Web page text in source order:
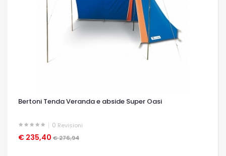
Bertoni Tenda Veranda e abside Super Oasi
0 Revisioni
€ 235,40 € 276,94
OCCHIATA VELOCE